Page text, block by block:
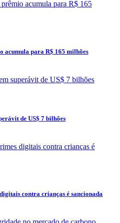
acumula para R$ 165 milhões
de US$ 7 bilhões
contra crianças é sancionada